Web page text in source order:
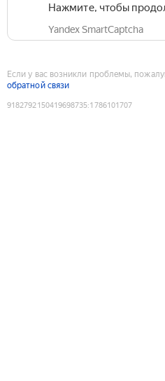
Нажмите, чтобы
Yandex SmartCaptcha
Если у вас возникли проблемы,
обратной связи
9182792150419698735:1786101707